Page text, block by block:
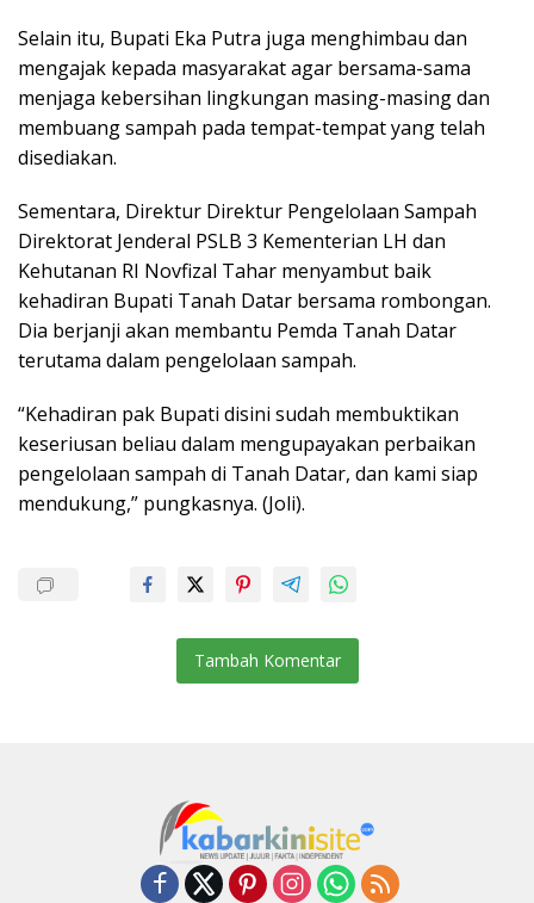
Selain itu, Bupati Eka Putra juga menghimbau dan
mengajak kepada masyarakat agar bersama-sama
menjaga kebersihan lingkungan masing-masing dan
membuang sampah pada tempat-tempat yang telah
disediakan.
Sementara, Direktur Direktur Pengelolaan Sampah
Direktorat Jenderal PSLB 3 Kementerian LH dan
Kehutanan RI Novfizal Tahar menyambut baik
kehadiran Bupati Tanah Datar bersama rombongan.
Dia berjanji akan membantu Pemda Tanah Datar
terutama dalam pengelolaan sampah.
“Kehadiran pak Bupati disini sudah membuktikan
keseriusan beliau dalam mengupayakan perbaikan
pengelolaan sampah di Tanah Datar, dan kami siap
mendukung,” pungkasnya. (Joli).
Tambah Komentar